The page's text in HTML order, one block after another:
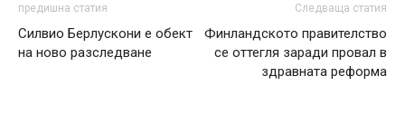
предишна статия
Силвио Берлускони е обект
на ново разследване
Следваща статия
Финландското правителство
се оттегля заради провал в
здравната реформа